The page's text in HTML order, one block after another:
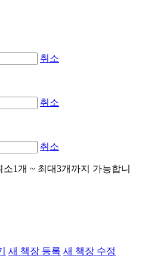
취소
취소
취소
1개 ~ 최대3개까지 가능합니
새 책장 등록 새 책장 수정